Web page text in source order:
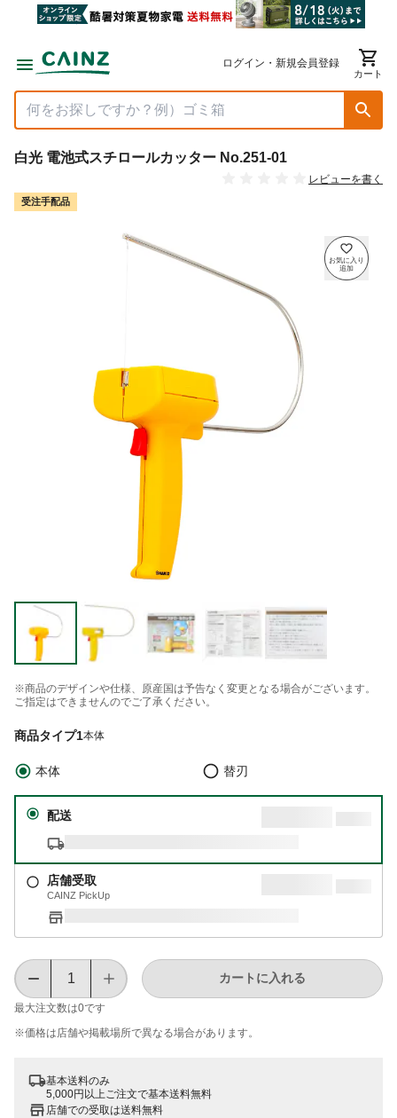
ログイン・新規会員登録
カート
白光 電池式スチロールカッター No.251-01
レビューを書く
受注手配品
※商品のデザインや仕様、原産国は予告なく変更となる場合がございます。
ご指定はできませんのでご了承ください。
商品タイプ1本体
本体 替刃
配送
店舗受取
CAINZ PickUp
最大注文数は0です
カートに入れる
※価格は​店舗や​掲載場所で​異なる​場合が​あります。
基本送料のみ
5,000円以上ご注文で基本送料無料
店舗での受取は送料無料